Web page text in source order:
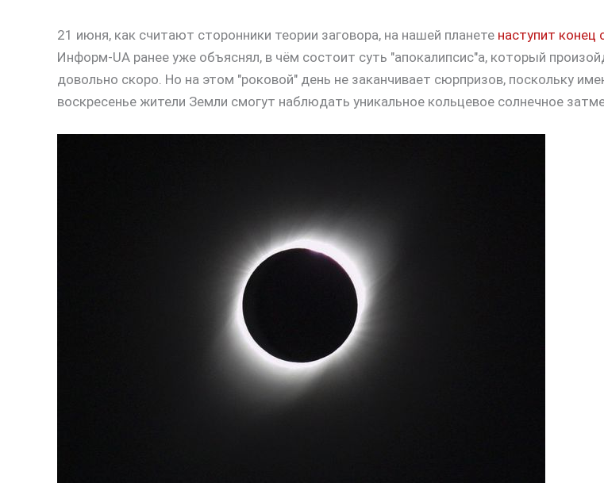
21 июня, как считают сторонники теории заговора, на нашей планете наступит конец
Информ-UA ранее уже объяснял, в чём состоит суть "апокалипсис"а, который
довольно скоро. Но на этом "роковой" день не заканчивает сюрпризов, поскольку
воскресенье жители Земли смогут наблюдать уникальное кольцевое солнечное